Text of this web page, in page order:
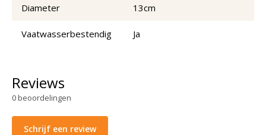
Diameter 13cm
Vaatwasserbestendig Ja
Reviews
0beoordelingen
Schrijf een review